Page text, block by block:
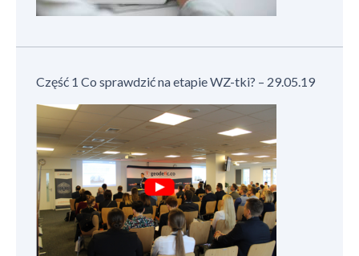
Część 1 Co sprawdzić na etapie WZ-tki? – 29.05.19